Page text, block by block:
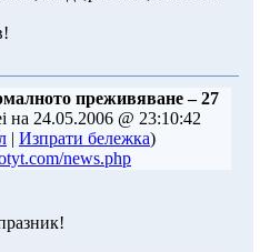
преживяване – 27
на 24.05.2006 @ 23:10:42
| Изпрати бележка)
news.php